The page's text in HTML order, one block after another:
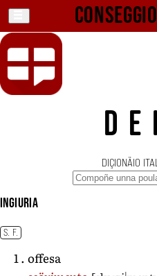
DIÇIONÄIO
ingiuria
S. F.
offesa